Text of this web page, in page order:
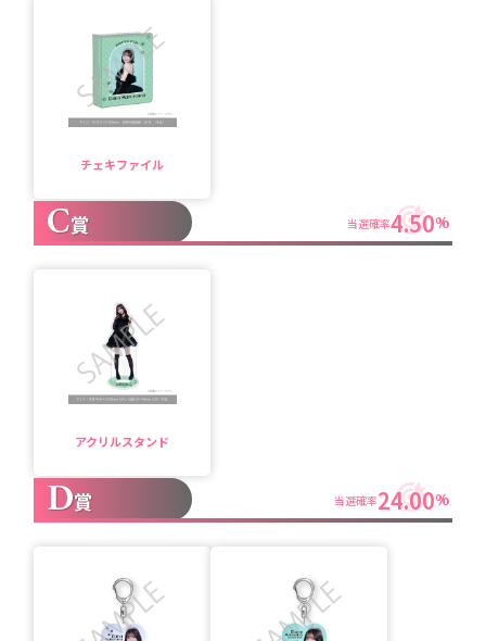
チェキファイル
C賞 当選確率4.50%
アクリルスタンド
D賞 当選確率24.00%